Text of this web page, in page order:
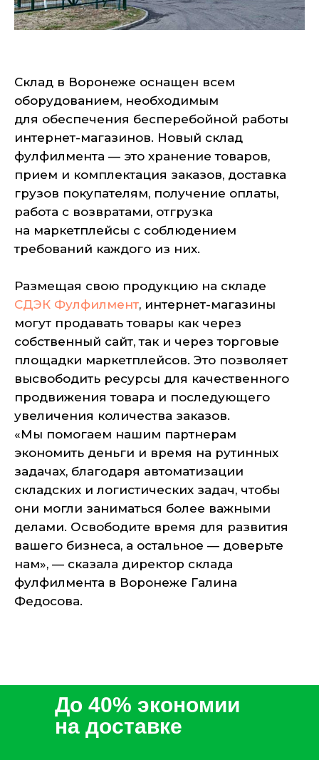
Склад в Воронеже оснащен всем
оборудованием, необходимым
для обеспечения бесперебойной работы
интернет-магазинов. Новый склад
фулфилмента — это хранение товаров,
прием и комплектация заказов, доставка
грузов покупателям, получение оплаты,
работа с возвратами, отгрузка
на маркетплейсы с соблюдением
требований каждого из них.
Размещая свою продукцию на складе
СДЭК Фулфилмент, интернет-магазины
могут продавать товары как через
собственный сайт, так и через торговые
площадки маркетплейсов. Это позволяет
высвободить ресурсы для качественного
продвижения товара и последующего
увеличения количества заказов.
«Мы помогаем нашим партнерам
экономить деньги и время на рутинных
задачах, благодаря автоматизации
складских и логистических задач, чтобы
они могли заниматься более важными
делами. Освободите время для развития
вашего бизнеса, а остальное — доверьте
нам», — сказала директор склада
фулфилмента в Воронеже Галина
Федосова.
До 40% экономии
на доставке